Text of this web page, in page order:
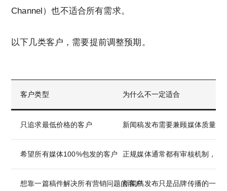
Channel）也不适合所有需求。
以下几类客户，需要提前调整预期。
客户类型 为什么不一定适合
只追求最低价格的客户 新闻稿发布需要兼顾媒体质量、
希望所有媒体100%包发的客户 正规媒体通常都有审核机制，不
想靠一篇稿件解决所有营销问题的客户新闻稿发布只是品牌传播的一部